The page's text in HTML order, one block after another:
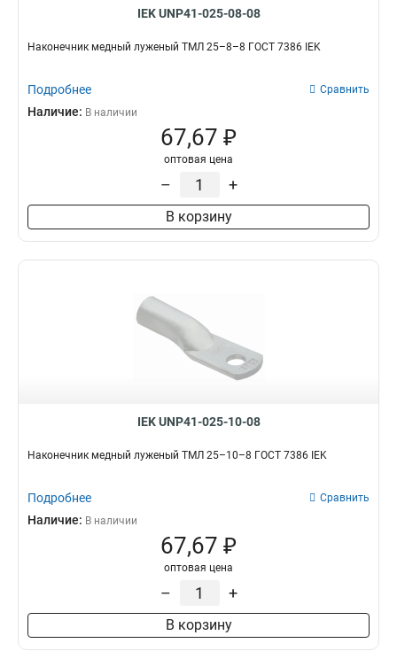
IEK UNP41-025-08-08
Наконечник медный луженый ТМЛ 25–8–8 ГОСТ 7386 IEK
Подробнее Сравнить
Наличие: В наличии
67,67 ₽
оптовая цена
– +
В корзину
IEK UNP41-025-10-08
Наконечник медный луженый ТМЛ 25–10–8 ГОСТ 7386 IEK
Подробнее Сравнить
Наличие: В наличии
67,67 ₽
оптовая цена
– +
В корзину